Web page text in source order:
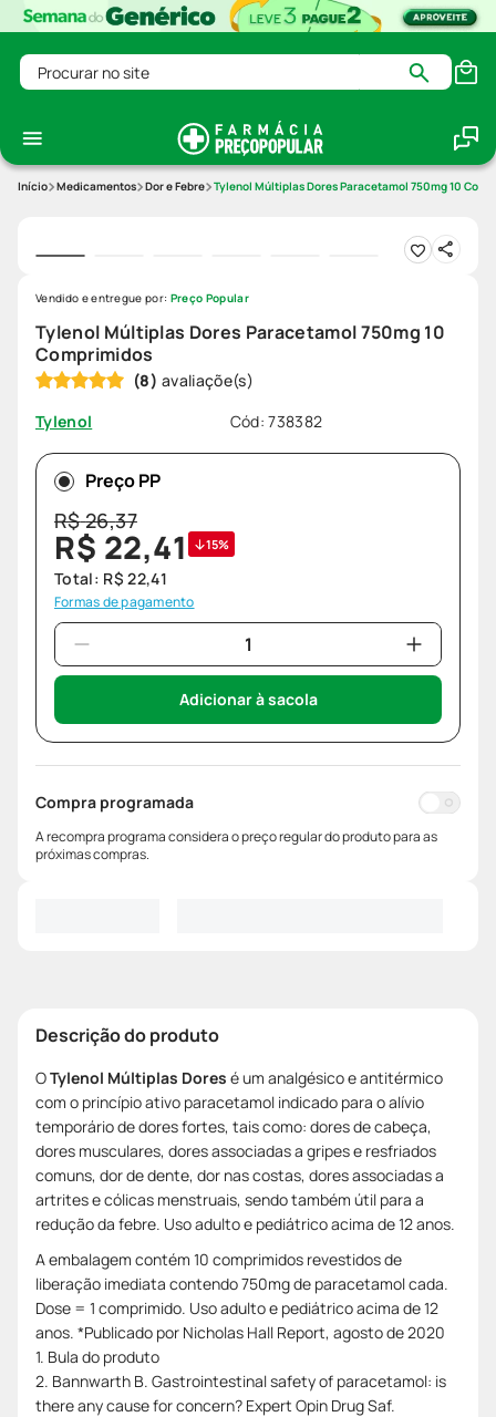
Procurar no site
Medicamentos Dor e Febre Tylenol Múltiplas Dores Paracetamol 750mg 10
Tylenol Múltiplas Dores Paracetamol 750mg 10
Comprimidos
(8)
Tylenol
Cód:738382
Vendido e entregue por: Preço Popular
Preço PP
R$26,37
R$ 22,41 15%
Total: R$ 22,41
Formas de pagamento
Adicionar à sacola
Compra programada
A recompra programa considera o preço regular do produto para as
próximas compras.
Descrição do produto
OTylenol Múltiplas Dores é um analgésico e antitérmico
com o princípio ativo paracetamol indicado para o alívio
temporário de dores fortes, tais como: dores de cabeça,
dores musculares, dores associadas a gripes e resfriados
comuns, dor de dente, dor nas costas, dores associadas a
artrites e cólicas menstruais, sendo também útil para a
redução da febre. Uso adulto e pediátrico acima de 12 anos.
A embalagem contém 10 comprimidos revestidos de
liberação imediata contendo 750mg de paracetamol cada.
Dose = 1 comprimido. Uso adulto e pediátrico acima de 12
anos. *Publicado por Nicholas Hall Report, agosto de 2020
1. Bula do produto
2. Bannwarth B. Gastrointestinal safety of paracetamol: is
there any cause for concern? Expert Opin Drug Saf.